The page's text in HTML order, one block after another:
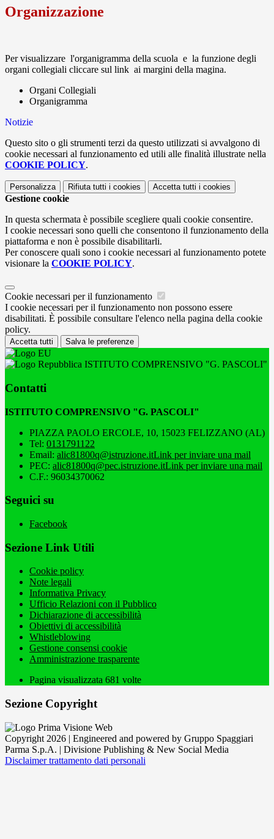
Organizzazione
Per visualizzare l'organigramma della scuola e la funzione degli
organi collegiali cliccare sul link ai margini della magina.
Organi Collegiali
Organigramma
Notizie
Questo sito o gli strumenti terzi da questo utilizzati si avvalgono di
cookie necessari al funzionamento ed utili alle finalità illustrate nella
COOKIE POLICY.
Personalizza Rifiuta tutti i cookies Accetta tutti i cookies
Gestione cookie
In questa schermata è possibile scegliere quali cookie consentire.
I cookie necessari sono quelli che consentono il funzionamento della
piattaforma e non è possibile disabilitarli.
Per conoscere quali sono i cookie necessari al funzionamento potete
visionare la COOKIE POLICY.
Cookie necessari per il funzionamento
I cookie necessari per il funzionamento non possono essere
disabilitati. È possibile consultare l'elenco nella pagina della cookie
policy.
Accetta tutti Salva le preferenze
ISTITUTO COMPRENSIVO "G. PASCOLI"
Contatti
ISTITUTO COMPRENSIVO "G. PASCOLI"
PIAZZA PAOLO ERCOLE, 10, 15023 FELIZZANO (AL)
Tel: 0131791122
Email: alic81800q@istruzione.itLink per inviare una mail
PEC: alic81800q@pec.istruzione.itLink per inviare una mail
C.F.: 96034370062
Seguici su
Facebook
Sezione Link Utili
Cookie policy
Note legali
Informativa Privacy
Ufficio Relazioni con il Pubblico
Dichiarazione di accessibilità
Obiettivi di accessibilità
Whistleblowing
Gestione consensi cookie
Amministrazione trasparente
Pagina visualizzata 681 volte
Sezione Copyright
Copyright 2026 | Engineered and powered by Gruppo Spaggiari
Parma S.p.A. | Divisione Publishing & New Social Media
Disclaimer trattamento dati personali